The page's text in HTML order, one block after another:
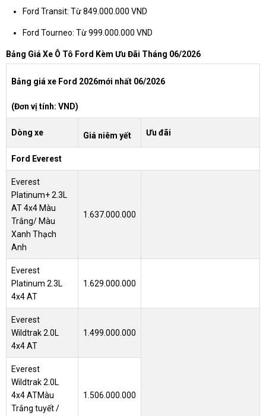
Ford Transit: Từ 849.000.000 VND
Ford Tourneo: Từ 999.000.000 VND
Bảng Giá Xe Ô Tô Ford Kèm Ưu Đãi Tháng 06/2026
Bảng giá xe Ford 2026mới nhất 06/2026
(Đơn vị tính: VND)
Dòng xe Giá niêm yết Ưu đãi
Ford Everest
Everest
Platinum+ 2.3L
AT 4x4 Màu
Trắng/ Màu
Xanh Thạch
Anh
1.637.000.000
Everest
Platinum 2.3L
4x4 AT
1.629.000.000
Everest
Wildtrak 2.0L
4x4 AT
1.499.000.000
Everest
Wildtrak 2.0L
4x4 ATMàu
Trắng tuyết /
1.506.000.000